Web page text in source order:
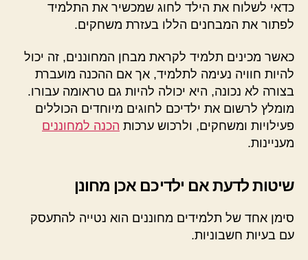
כדאי לשלוח את הילד לחוג שמכשיר את התלמיד
לפתור את המבחנים הללו בעזרת משחקים.
כאשר מכינים תלמיד לקראת מבחן המחוננים, זה יכול
להיות חוויה נעימה לתלמיד, אך אם ההכנה מועברת
בצורה לא נכונה, היא יכולה להיות גם טראומה עבורו.
מומלץ לרשום את ילדיכם לחוגים מיוחדים הכוללים
פעילויות ומשחקים, ולרכוש ערכות הכנה למחוננים
מעניינות.
שיטות לדעת אם ילדיכם אכן מחונן
סימן אחד של תלמידים מחוננים הוא נטייה להתעסק
עם בעיות חשבוניות.